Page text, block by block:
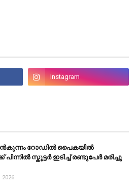
റോഡിൽ പൈകയിൽ
പിന്നിൽ സ്കൂട്ടർ ഇടിച്ച് രണ്ടുപേർ മരിച്ചു
2026